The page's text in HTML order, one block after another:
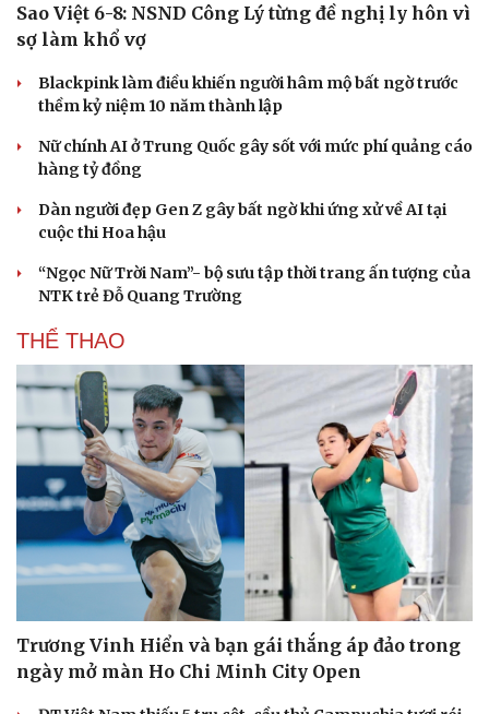
Sao Việt 6-8: NSND Công Lý từng đề nghị ly hôn vì
sợ làm khổ vợ
Blackpink làm điều khiến người hâm mộ bất ngờ trước
thềm kỷ niệm 10 năm thành lập
Nữ chính AI ở Trung Quốc gây sốt với mức phí quảng cáo
hàng tỷ đồng
Dàn người đẹp Gen Z gây bất ngờ khi ứng xử về AI tại
cuộc thi Hoa hậu
“Ngọc Nữ Trời Nam”- bộ sưu tập thời trang ấn tượng của
NTK trẻ Đỗ Quang Trường
THỂ THAO
Trương Vinh Hiển và bạn gái thắng áp đảo trong
ngày mở màn Ho Chi Minh City Open